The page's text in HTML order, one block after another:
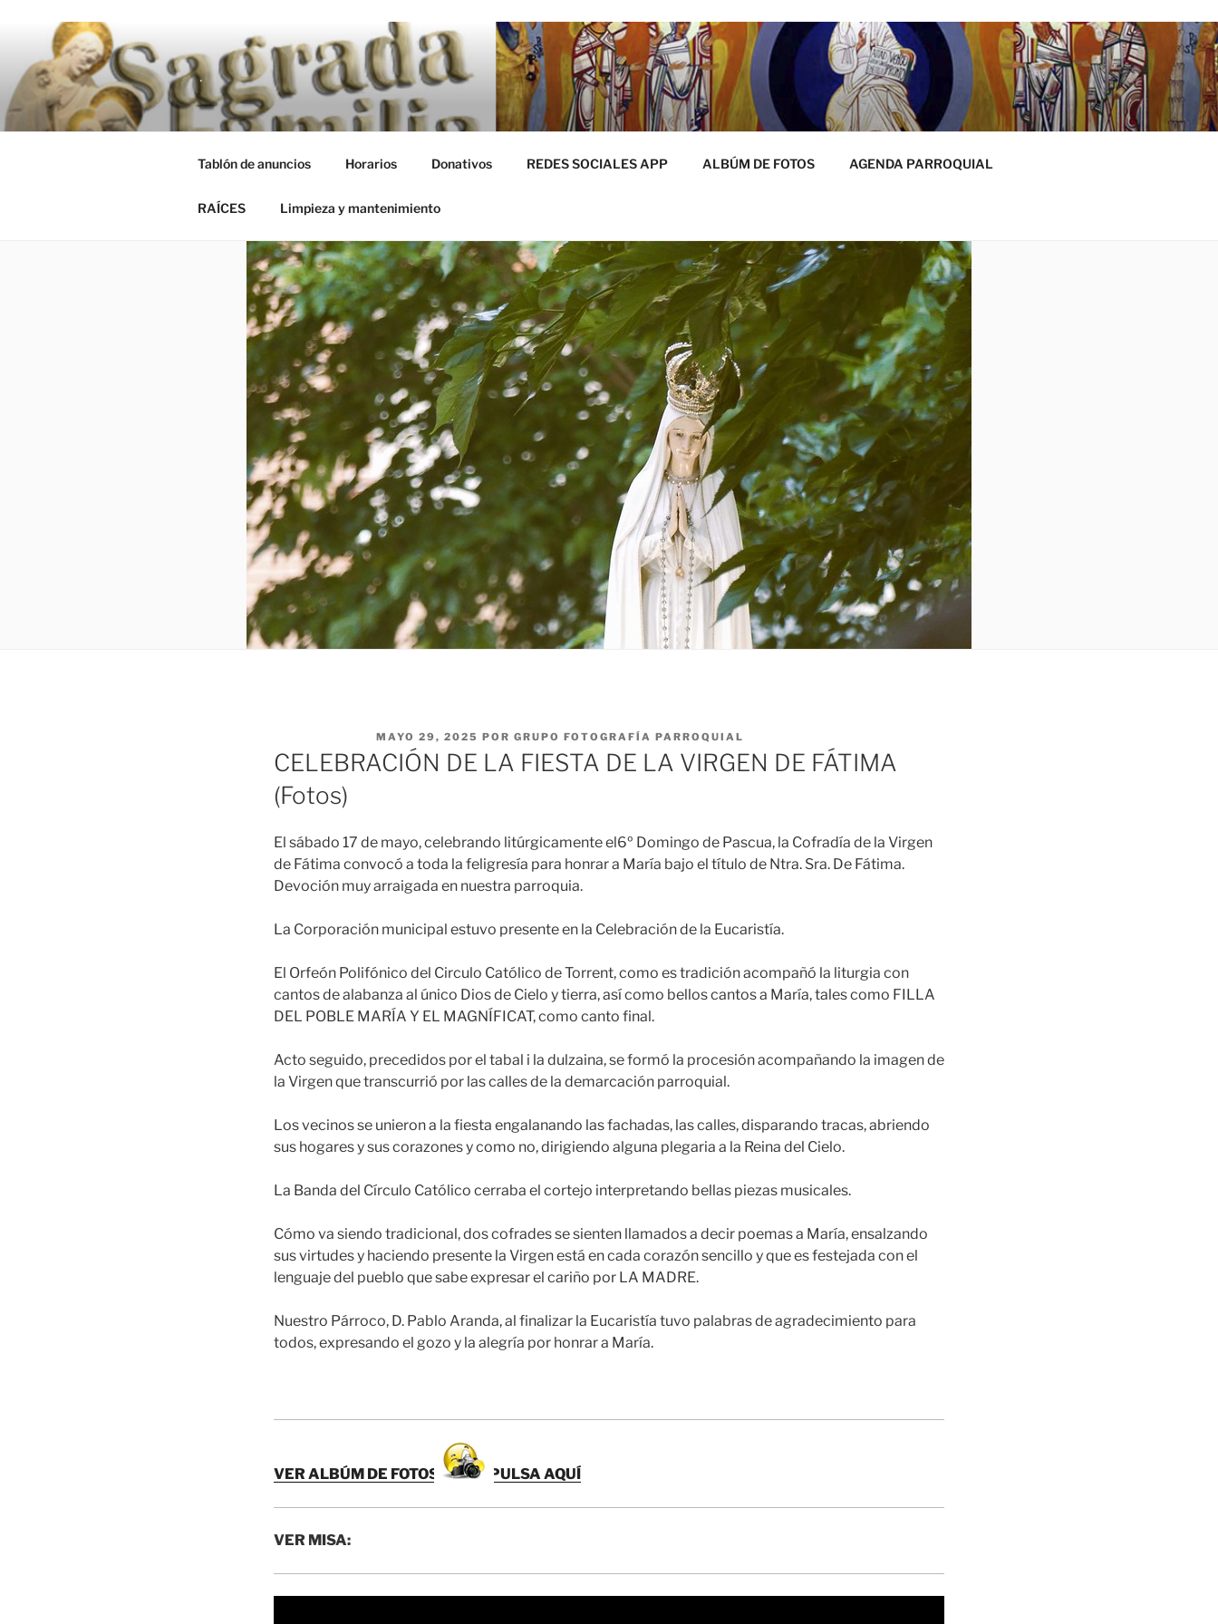
.
Tablón de anuncios Horarios Donativos REDES SOCIALES APP ALBÚM DE FOTOS AGENDA PARROQUIAL
RAÍCES Limpieza y mantenimiento
MAYO 29, 2025 POR GRUPO FOTOGRAFÍA PARROQUIAL
CELEBRACIÓN DE LA FIESTA DE LA VIRGEN DE FÁTIMA
(Fotos)
El sábado 17 de mayo, celebrando litúrgicamente el6º Domingo de Pascua, la Cofradía de la Virgen
de Fátima convocó a toda la feligresía para honrar a María bajo el título de Ntra. Sra. De Fátima.
Devoción muy arraigada en nuestra parroquia.
La Corporación municipal estuvo presente en la Celebración de la Eucaristía.
El Orfeón Polifónico del Circulo Católico de Torrent, como es tradición acompañó la liturgia con
cantos de alabanza al único Dios de Cielo y tierra, así como bellos cantos a María, tales como FILLA
DEL POBLE MARÍA Y EL MAGNÍFICAT, como canto final.
Acto seguido, precedidos por el tabal i la dulzaina, se formó la procesión acompañando la imagen de
la Virgen que transcurrió por las calles de la demarcación parroquial.
Los vecinos se unieron a la fiesta engalanando las fachadas, las calles, disparando tracas, abriendo
sus hogares y sus corazones y como no, dirigiendo alguna plegaria a la Reina del Cielo.
La Banda del Círculo Católico cerraba el cortejo interpretando bellas piezas musicales.
Cómo va siendo tradicional, dos cofrades se sienten llamados a decir poemas a María, ensalzando
sus virtudes y haciendo presente la Virgen está en cada corazón sencillo y que es festejada con el
lenguaje del pueblo que sabe expresar el cariño por LA MADRE.
Nuestro Párroco, D. Pablo Aranda, al finalizar la Eucaristía tuvo palabras de agradecimiento para
todos, expresando el gozo y la alegría por honrar a María.
VER ALBÚM DE FOTOS PULSA AQUÍ
VER MISA: